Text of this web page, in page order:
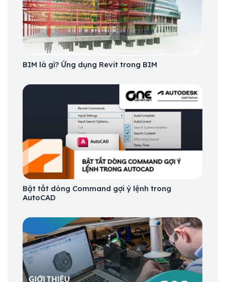
BIM là gì? Ứng dụng Revit trong BIM
Bật tắt dòng Command gợi ý lệnh trong
AutoCAD